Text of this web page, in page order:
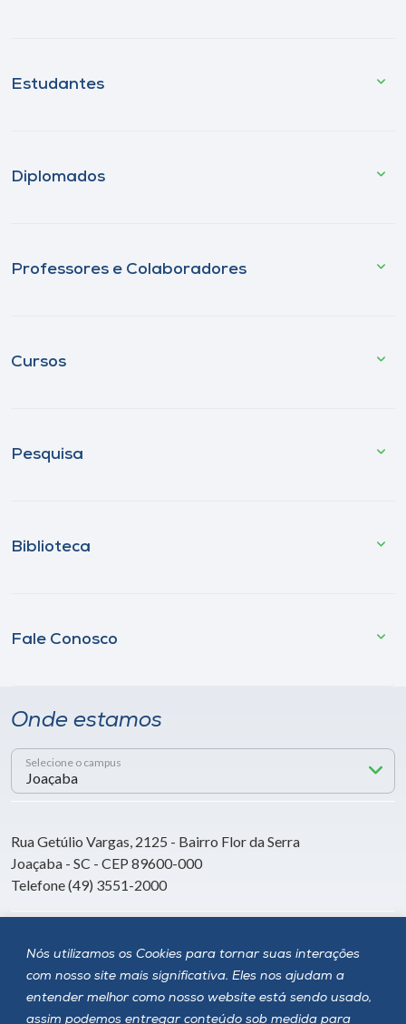
Nós utilizamos os Cookies para tornar suas interações
com nosso site mais significativa. Eles nos ajudam a
entender melhor como nosso website está sendo usado,
assim podemos entregar conteúdo sob medida para
Estudantes
Diplomados
Professores e Colaboradores
Cursos
Pesquisa
Biblioteca
Fale Conosco
Onde estamos
Selecione o campus
Rua Getúlio Vargas, 2125 - Bairro Flor da Serra
Joaçaba - SC - CEP 89600-000
Telefone (49) 3551-2000
Siga a Unoesc